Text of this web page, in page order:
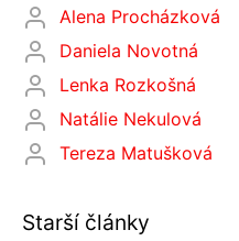
Alena Procházková
Daniela Novotná
Lenka Rozkošná
Natálie Nekulová
Tereza Matušková
Starší články